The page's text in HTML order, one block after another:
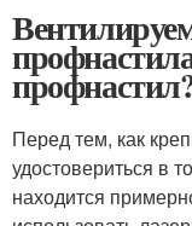
Перед тем, как
удостовериться в
находится